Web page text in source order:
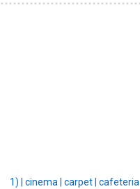
1) | cinema | carpet | cafeteria